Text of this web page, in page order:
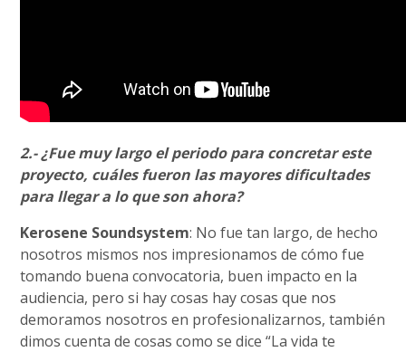
2.- ¿Fue muy largo el periodo para concretar este
proyecto, cuáles fueron las mayores dificultades
para llegar a lo que son ahora?
Kerosene Soundsystem: No fue tan largo, de hecho
nosotros mismos nos impresionamos de cómo fue
tomando buena convocatoria, buen impacto en la
audiencia, pero si hay cosas hay cosas que nos
demoramos nosotros en profesionalizarnos, también
dimos cuenta de cosas como se dice “La vida te